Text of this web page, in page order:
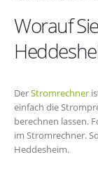
Worauf
DerStromrechner
einfach die
berechnen lassen.
im Stromrechner.
Heddesheim.